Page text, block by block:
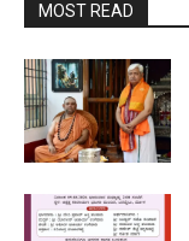
MOST READ